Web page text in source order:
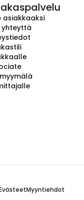
asiakkaaksi
yhteyttä
Myyntiehdot